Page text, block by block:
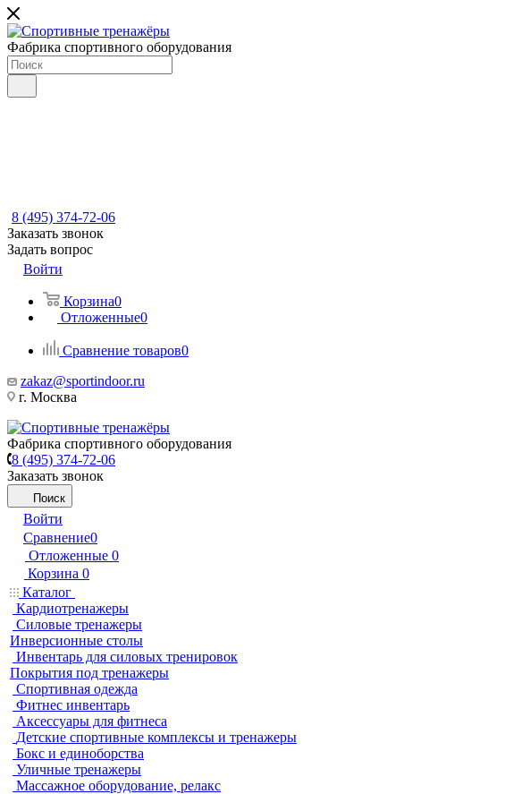
Фабрика спортивного оборудования
8 (495) 374-72-06
Заказать звонок
Задать вопрос
Войти
Корзина0
Отложенные0
Сравнение товаров0
zakaz@sportindoor.ru
г. Москва
Фабрика спортивного оборудования
8 (495) 374-72-06
Заказать звонок
Поиск
Войти
Сравнение0
Отложенные 0
Корзина 0
Каталог
Кардиотренажеры
Силовые тренажеры
Инверсионные столы
Инвентарь для силовых тренировок
Покрытия под тренажеры
Спортивная одежда
Фитнес инвентарь
Аксессуары для фитнеса
Детские спортивные комплексы и тренажеры
Бокс и единоборства
Уличные тренажеры
Массажное оборудование, релакс